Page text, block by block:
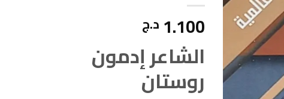
1.100 د.ج
الشاعر إدمون
روستان